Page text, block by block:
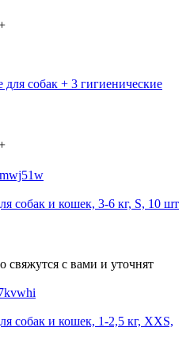
собак + 3 гигиенические
собак и кошек, 3-6 кг, S, 10 шт
свяжутся с вами и уточнят
собак и кошек, 1-2,5 кг, XXS,